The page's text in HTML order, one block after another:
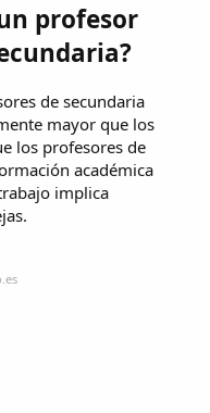
profesor
de secundaria
mayor que los
los profesores de
académica
implica